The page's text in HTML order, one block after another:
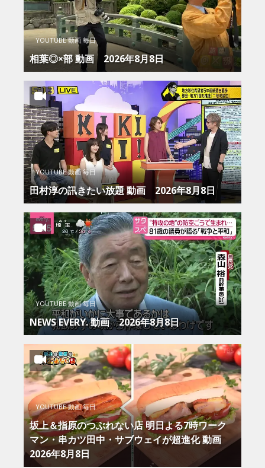
YOUTUBE 動画 毎日
相葉◎×部 動画 2026年8月8日
YOUTUBE 動画 毎日
田村淳の訊きたい放題 動画 2026年8月8日
YOUTUBE 動画 毎日
NEWS EVERY. 動画 2026年8月8日
YOUTUBE 動画 毎日
坂上＆指原のつぶれない店 明日よる7時ワーク
マン・串カツ田中・サブウェイが超進化 動画
2026年8月8日